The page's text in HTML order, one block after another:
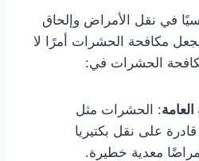
في نقل الأمراض وإلحاق
مكافحة الحشرات أمرًا لا
الحشرات في:
: الحشرات مثل
على نقل بكتيريا
معدية خطيرة.